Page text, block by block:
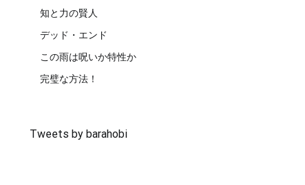
知と力の賢人
デッド・エンド
この雨は呪いか特性か
完璧な方法！
Tweets by barahobi